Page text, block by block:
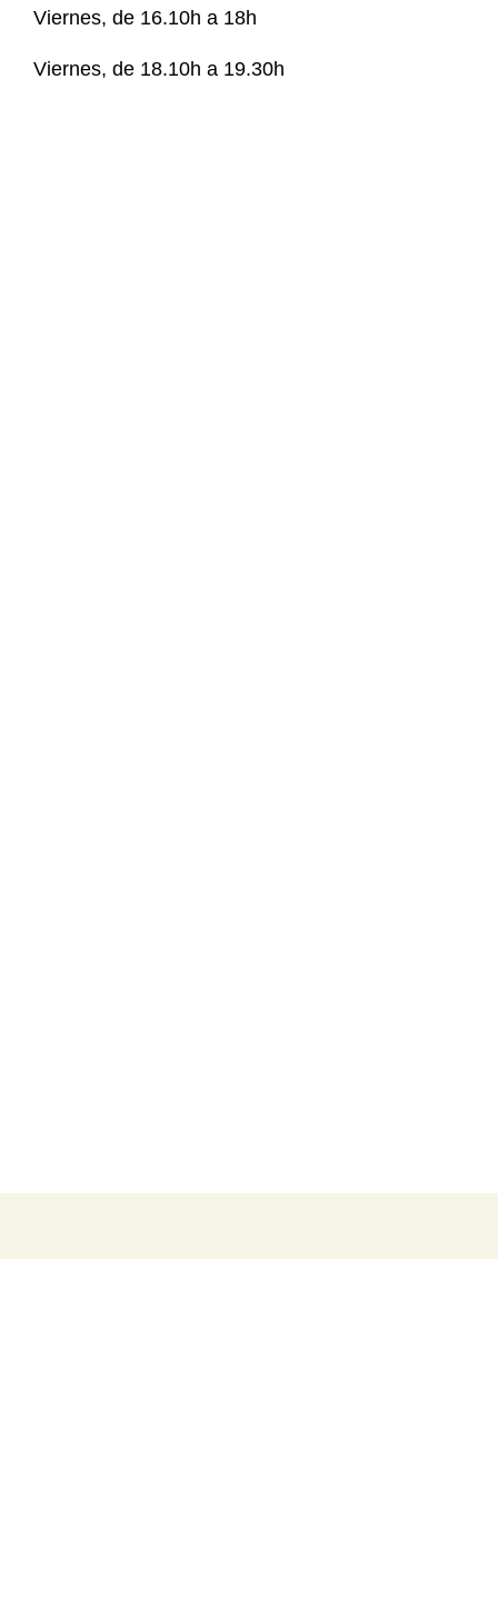
Viernes, de 16.10h a 18h
Viernes, de 18.10h a 19.30h